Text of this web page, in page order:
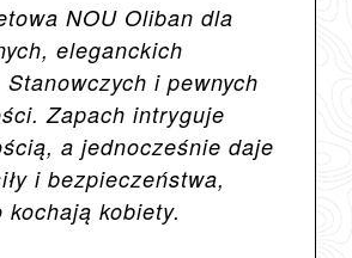
NOU Oliban dla
eleganckich
i pewnych
Zapach intryguje
a jednocześnie daje
i bezpieczeństwa,
kobiety.